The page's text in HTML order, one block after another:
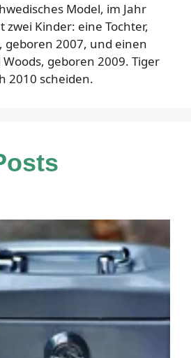
Model, im Jahr
zwei Kinder: eine Tochter,
geboren 2007, und einen
geboren 2009. Tiger
2010 scheiden.